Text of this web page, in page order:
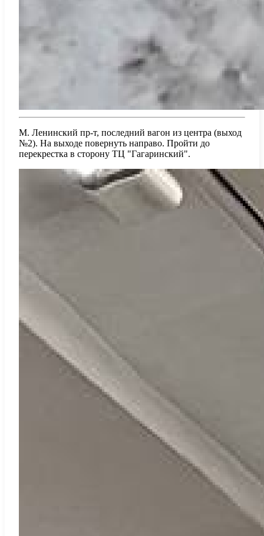
М. Ленинский пр-т, последний вагон из центра (выход
№2). На выходе повернуть направо. Пройти до
перекрестка в сторону ТЦ "Гагаринский".